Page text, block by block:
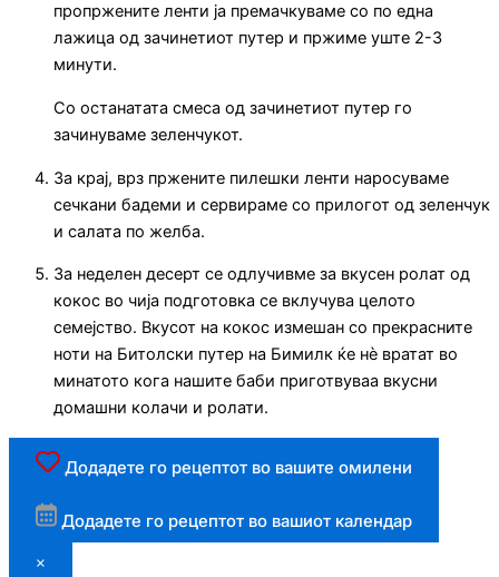
пропржените ленти ја премачкуваме со по една
лажица од зачинетиот путер и пржиме уште 2-3
минути.
Со останатата смеса од зачинетиот путер го
зачинуваме зеленчукот.
За крај, врз пржените пилешки ленти наросуваме
сечкани бадеми и сервираме со прилогот од зеленчук
и салата по желба.
За неделен десерт се одлучивме за вкусен ролат од
кокос во чија подготовка се вклучува целото
семејство. Вкусот на кокос измешан со прекрасните
ноти на Битолски путер на Бимилк ќе нè вратат во
минатото кога нашите баби приготвуваа вкусни
домашни колачи и ролати.
Додадете го рецептот во вашите омилени
Додадете го рецептот во вашиот календар
×